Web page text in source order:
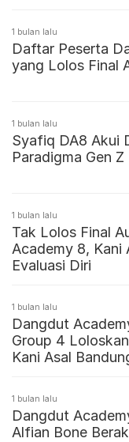
1 bulan lalu
Daftar Peserta
yang Lolos Final
1 bulan lalu
Syafiq DA8 Akui
Paradigma Gen
1 bulan lalu
Tak Lolos Final
Academy 8, Kani
Evaluasi Diri
1 bulan lalu
Dangdut
Group 4
Kani Asal
1 bulan lalu
Dangdut
Alfian Bone